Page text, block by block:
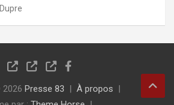
Presse 83
À propos